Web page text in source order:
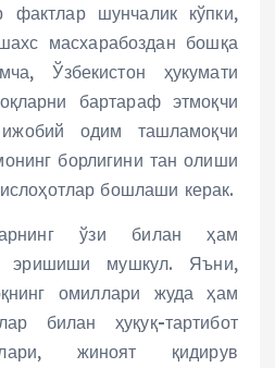
фактлар шунчалик кўпки,
масхарабоздан бошқа
Ўзбекистон ҳукумати
бартараф этмоқчи
одим ташламоқчи
борлигини тан олиши
бошлаши керак.
ўзи билан ҳам
эришиши мушкул. Яъни,
омиллари жуда ҳам
билан ҳуқуқ-тартибот
жиноят қидирув